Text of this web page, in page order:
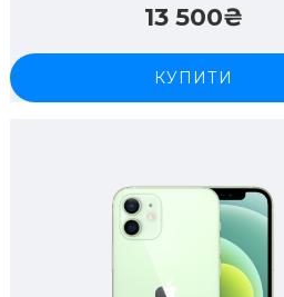
13 500₴
КУПИТИ